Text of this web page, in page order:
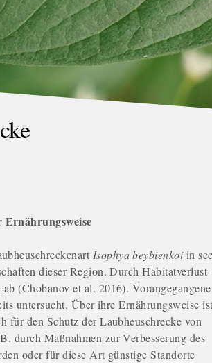
Isophya beybienkoiin
dieser Region. Durch Habitatverlust
(Chobanov et al. 2016). Vorangegangene
untersucht. Über ihre Ernährungsweise ist
für den Schutz der Laubheuschrecke von
durch Maßnahmen zur Verbesserung des
oder für diese Art günstige Standorte